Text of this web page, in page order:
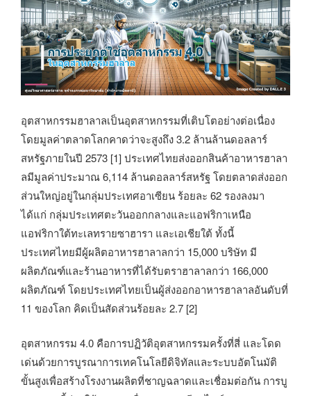
อุตสาหกรรมฮาลาลเป็นอุตสาหกรรมที่เติบโตอย่างต่อเนื่อง
โดยมูลค่าตลาดโลกคาดว่าจะสูงถึง 3.2 ล้านล้านดอลลาร์
สหรัฐภายในปี 2573 [1] ประเทศไทยส่งออกสินค้าอาหารฮาลา
ลมีมูลค่าประมาณ 6,114 ล้านดอลลาร์สหรัฐ โดยตลาดส่งออก
ส่วนใหญ่อยู่ในกลุ่มประเทศอาเซียน ร้อยละ 62 รองลงมา
ได้แก่ กลุ่มประเทศตะวันออกกลางและแอฟริกาเหนือ
แอฟริกาใต้ทะเลทรายซาฮารา และเอเชียใต้ ทั้งนี้
ประเทศไทยมีผู้ผลิตอาหารฮาลาลกว่า 15,000 บริษัท มี
ผลิตภัณฑ์และร้านอาหารที่ได้รับตราฮาลาลกว่า 166,000
ผลิตภัณฑ์ โดยประเทศไทยเป็นผู้ส่งออกอาหารฮาลาลอันดับที่
11 ของโลก คิดเป็นสัดส่วนร้อยละ 2.7 [2]
อุตสาหกรรม 4.0 คือการปฏิวัติอุตสาหกรรมครั้งที่สี่ และโดด
เด่นด้วยการบูรณาการเทคโนโลยีดิจิทัลและระบบอัตโนมัติ
ขั้นสูงเพื่อสร้างโรงงานผลิตที่ชาญฉลาดและเชื่อมต่อกัน การบู